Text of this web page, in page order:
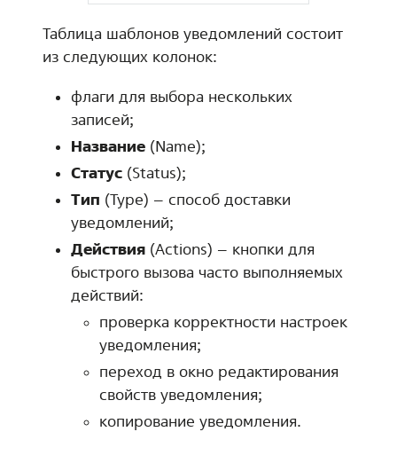
Таблица шаблонов уведомлений состоит
из следующих колонок:
флаги для выбора нескольких
записей;
Название (Name);
Статус (Status);
Тип (Type) – способ доставки
уведомлений;
Действия (Actions) – кнопки для
быстрого вызова часто выполняемых
действий:
проверка корректности настроек
уведомления;
переход в окно редактирования
свойств уведомления;
копирование уведомления.